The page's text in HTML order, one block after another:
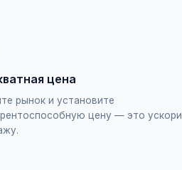
цена
рынок и установите
цену — это